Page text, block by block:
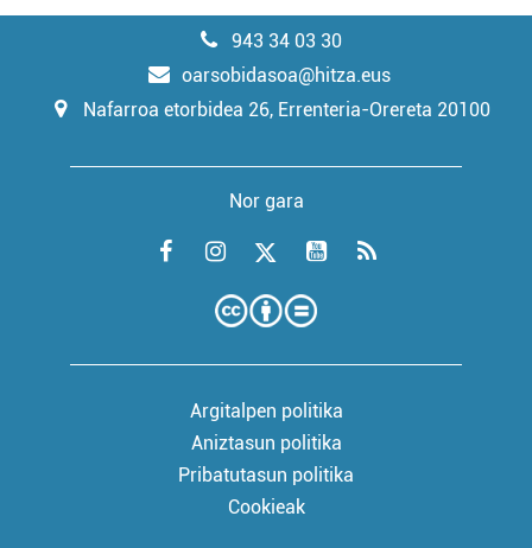
943 34 03 30
oarsobidasoa@hitza.eus
Nafarroa etorbidea 26, Errenteria-Orereta 20100
Nor gara
Argitalpen politika
Aniztasun politika
Pribatutasun politika
Cookieak